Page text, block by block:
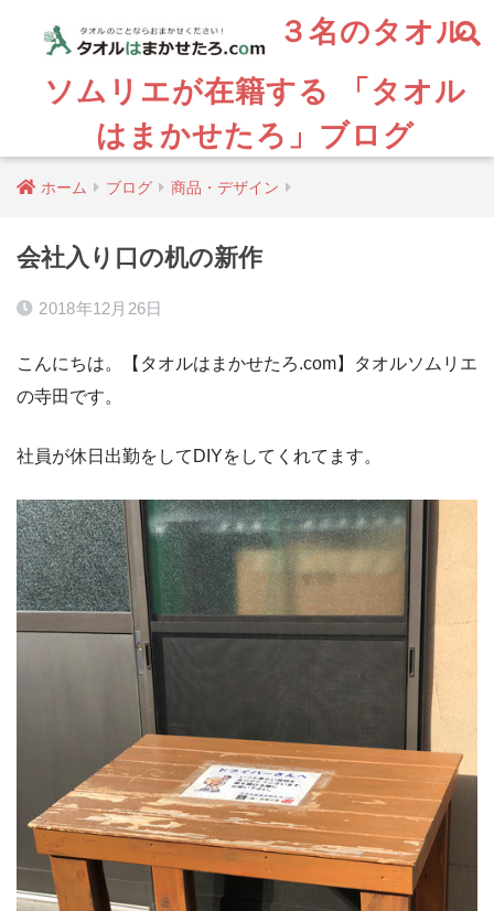
３名のタオル
ソムリエが在籍する 「タオル
はまかせたろ」ブログ
ホーム ブログ 商品・デザイン
会社入り口の机の新作
2018年12月26日
こんにちは。【タオルはまかせたろ.com】タオルソムリエ
の寺田です。
社員が休日出勤をしてDIYをしてくれてます。